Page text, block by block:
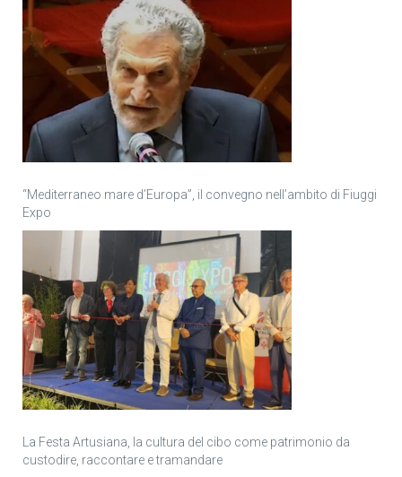
“Mediterraneo mare d’Europa”, il convegno nell’ambito di Fiuggi
Expo
La Festa Artusiana, la cultura del cibo come patrimonio da
custodire, raccontare e tramandare